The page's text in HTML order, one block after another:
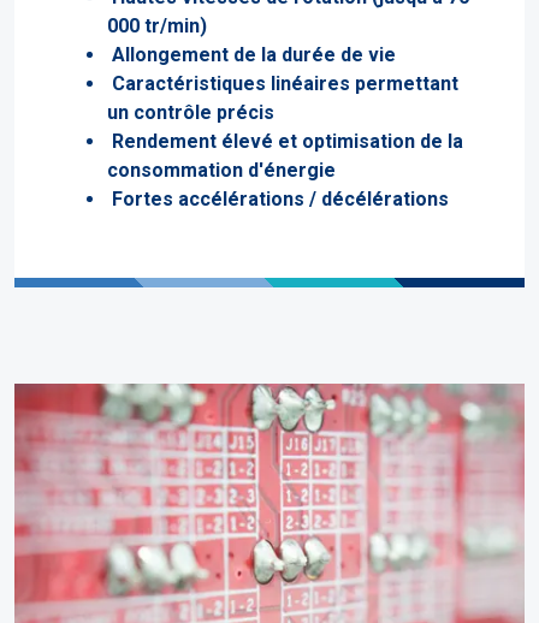
000 tr/min)
Allongement de la durée de vie
Caractéristiques linéaires permettant
un contrôle précis
Rendement élevé et optimisation de la
consommation d'énergie
Fortes accélérations / décélérations